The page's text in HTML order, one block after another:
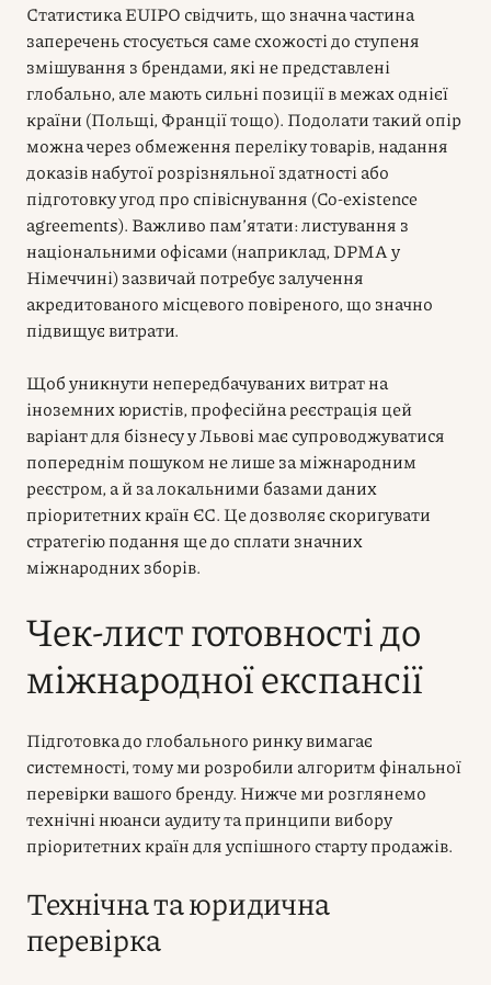
Статистика EUIPO свідчить, що значна частина
заперечень стосується саме схожості до ступеня
змішування з брендами, які не представлені
глобально, але мають сильні позиції в межах однієї
країни (Польщі, Франції тощо). Подолати такий опір
можна через обмеження переліку товарів, надання
доказів набутої розрізняльної здатності або
підготовку угод про співіснування (Co-existence
agreements). Важливо пам’ятати: листування з
національними офісами (наприклад, DPMA у
Німеччині) зазвичай потребує залучення
акредитованого місцевого повіреного, що значно
підвищує витрати.
Щоб уникнути непередбачуваних витрат на
іноземних юристів, професійна реєстрація цей
варіант для бізнесу у Львові має супроводжуватися
попереднім пошуком не лише за міжнародним
реєстром, а й за локальними базами даних
пріоритетних країн ЄС. Це дозволяє скоригувати
стратегію подання ще до сплати значних
міжнародних зборів.
Чек-лист готовності до
міжнародної експансії
Підготовка до глобального ринку вимагає
системності, тому ми розробили алгоритм фінальної
перевірки вашого бренду. Нижче ми розглянемо
технічні нюанси аудиту та принципи вибору
пріоритетних країн для успішного старту продажів.
Технічна та юридична
перевірка